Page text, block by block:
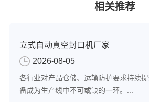
相关推荐
立式自动真空封口机厂家
2026-08-05
各行业对产品仓储、运输防护要求持续
备成为生产线中不可或缺的一环。...